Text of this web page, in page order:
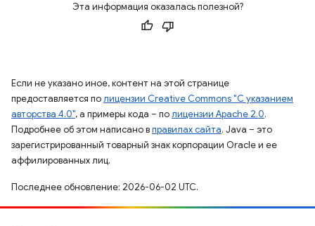
Эта информация оказалась полезной?
Если не указано иное, контент на этой странице
предоставляется полицензии Creative Commons "С указанием
авторства 4.0", а примеры кода – полицензии Apache 2.0.
Подробнее об этом написано вправилах сайта. Java – это
зарегистрированный товарный знак корпорации Oracle и ее
аффилированных лиц.
Последнее обновление: 2026-06-02 UTC.